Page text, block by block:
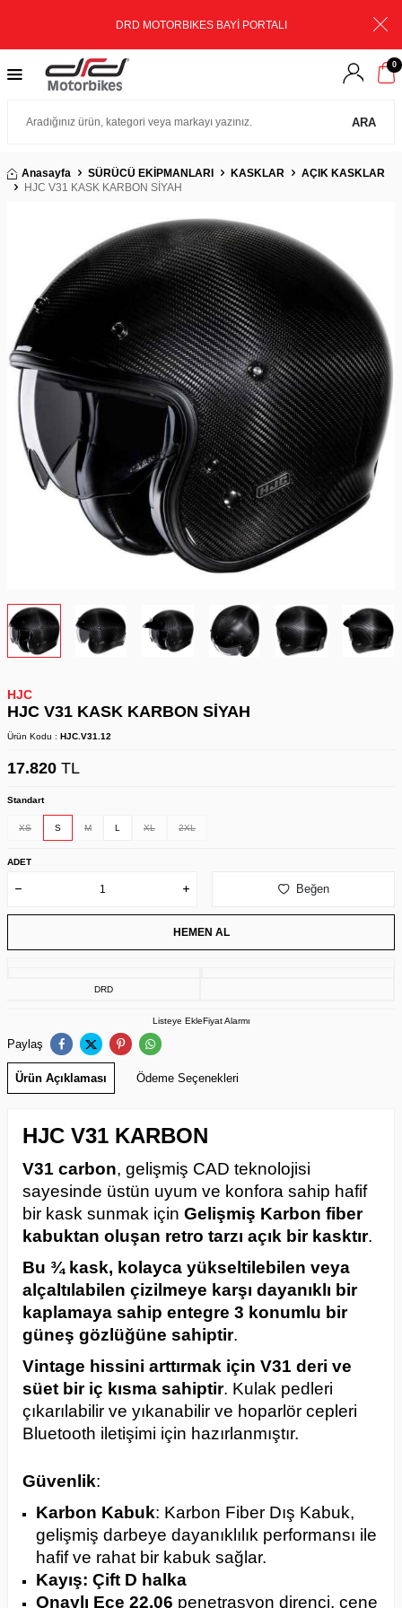
DRD MOTORBIKES BAYİ PORTALI
ARA
0
Anasayfa SÜRÜCÜ EKİPMANLARI KASKLAR
AÇIK KASKLAR
HJC V31 KASK KARBON SİYAH
HJC
HJC V31 KASK KARBON SİYAH
Ürün Kodu : HJC.V31.12
17.820 TL
Standart
XS S M L XL 2XL
ADET
Beğen
HEMEN AL
DRD
Listeye EkleFiyat Alarmı
Paylaş
Ürün Açıklaması Ödeme Seçenekleri
HJC V31 KARBON
V31 carbon, gelişmiş CAD teknolojisi
sayesinde üstün uyum ve konfora sahip hafif
bir kask sunmak için Gelişmiş Karbon fiber
kabuktan oluşan retro tarzı açık bir kasktır.
Bu ¾ kask, kolayca yükseltilebilen veya
alçaltılabilen çizilmeye karşı dayanıklı bir
kaplamaya sahip entegre 3 konumlu bir
güneş gözlüğüne sahiptir.
Vintage hissini arttırmak için V31 deri ve
süet bir iç kısma sahiptir. Kulak pedleri
çıkarılabilir ve yıkanabilir ve hoparlör cepleri
Bluetooth iletişimi için hazırlanmıştır.
Güvenlik:
Karbon Kabuk: Karbon Fiber Dış Kabuk,
gelişmiş darbeye dayanıklılık performansı ile
hafif ve rahat bir kabuk sağlar.
Kayış: Çift D halka
Onaylı Ece 22.06 penetrasyon direnci, çene